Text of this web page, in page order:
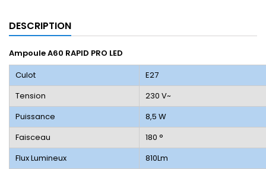
DESCRIPTION
Ampoule A60 RAPID PRO LED
Culot
E27
Tension
230 V~
Puissance
8,5 W
Faisceau
180 °
Flux Lumineux
810Lm